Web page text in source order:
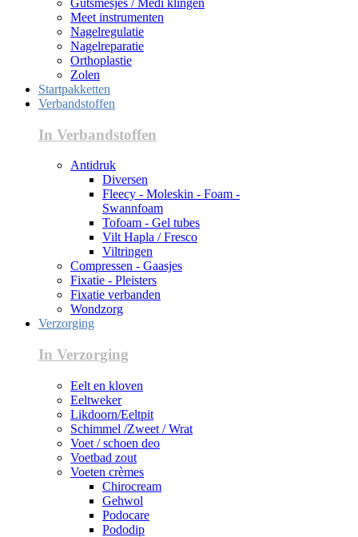
Meet instrumenten
Nagelregulatie
Nagelreparatie
Orthoplastie
Zolen
Startpakketten
Verbandstoffen
In Verbandstoffen
Antidruk
Diversen
Fleecy - Moleskin - Foam -
Swannfoam
Tofoam - Gel tubes
Vilt Hapla / Fresco
Viltringen
Compressen - Gaasjes
Fixatie - Pleisters
Fixatie verbanden
Wondzorg
Verzorging
In Verzorging
Eelt en kloven
Eeltweker
Likdoorn/Eeltpit
Schimmel /Zweet / Wrat
Voet / schoen deo
Voetbad zout
Voeten crèmes
Chirocream
Gehwol
Podocare
Pododip